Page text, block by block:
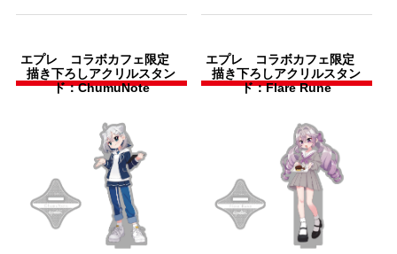
エプレ コラボカフェ限定
描き下ろしアクリルスタン
ド：ChumuNote
エプレ コラボカフェ限定
描き下ろしアクリルスタン
ド：Flare Rune